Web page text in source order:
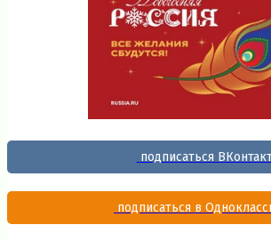
подписаться
подписаться в